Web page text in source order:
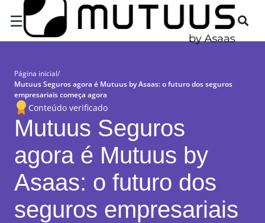
☰
Página inicial/
Mutuus Seguros agora é Mutuus by Asaas: o futuro dos seguros
empresariais começa agora
Conteúdo verificado
Mutuus Seguros
agora é Mutuus by
Asaas: o futuro dos
seguros empresariais